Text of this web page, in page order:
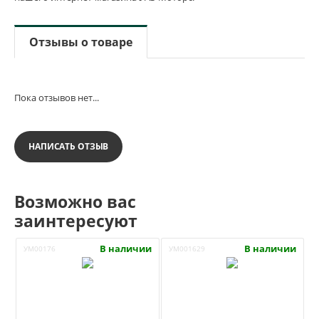
Отзывы о товаре
Пока отзывов нет...
НАПИСАТЬ ОТЗЫВ
Возможно вас
заинтересуют
УМ00176 В наличии УМ001629 В наличии